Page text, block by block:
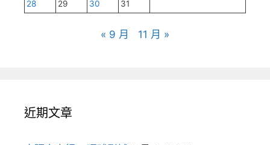
28
29 30 31
« 9 月 11 月 »
近期文章